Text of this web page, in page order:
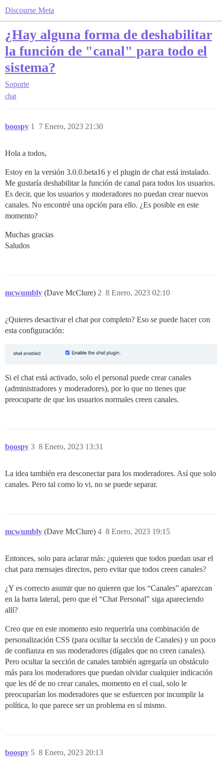
Discourse Meta
¿Hay alguna forma de deshabilitar
la función de "canal" para todo el
sistema?
Soporte
chat
boospy 7 Enero, 2023 21:30
1
Hola a todos,
Estoy en la versión 3.0.0.beta16 y el plugin de chat está instalado.
Me gustaría deshabilitar la función de canal para todos los usuarios.
Es decir, que los usuarios y moderadores no puedan crear nuevos
canales. No encontré una opción para ello. ¿Es posible en este
momento?
Muchas gracias
Saludos
mcwumbly (Dave McClure) 8 Enero, 2023 02:10
2
¿Quieres desactivar el chat por completo? Eso se puede hacer con
esta configuración:
Si el chat está activado, solo el personal puede crear canales
(administradores y moderadores), por lo que no tienes que
preocuparte de que los usuarios normales creen canales.
boospy 8 Enero, 2023 13:31
3
La idea también era desconectar para los moderadores. Así que solo
canales. Pero tal como lo vi, no se puede separar.
mcwumbly (Dave McClure) 8 Enero, 2023 19:15
4
Entonces, solo para aclarar más: ¿quieren que todos puedan usar el
chat para mensajes directos, pero evitar que todos creen canales?
¿Y es correcto asumir que no quieren que los “Canales” aparezcan
en la barra lateral, pero que el “Chat Personal” siga apareciendo
allí?
Creo que en este momento esto requeriría una combinación de
personalización CSS (para ocultar la sección de Canales) y un poco
de confianza en sus moderadores (dígales que no creen canales).
Pero ocultar la sección de canales también agregaría un obstáculo
más para los moderadores que puedan olvidar cualquier indicación
que les dé de no crear canales, momento en el cual, solo le
preocuparían los moderadores que se esfuercen por incumplir la
política, lo que parece ser un problema en sí mismo.
boospy 8 Enero, 2023 20:13
5